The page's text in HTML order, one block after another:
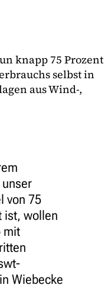
knapp 75 Prozent
selbst in
aus Wind-,
unser
von 75
ist, wollen
mit
Wiebecke